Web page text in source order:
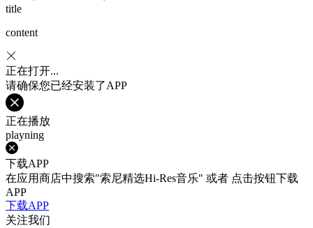
title
content
正在打开...
请确保您已经安装了APP
正在播放
playning
下载APP
在应用商店中搜索"索尼精选Hi-Res音乐" 或者 点击按钮下载
APP
下载APP
关注我们